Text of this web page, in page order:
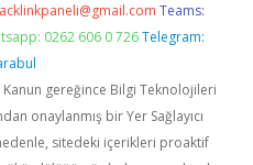
Teams:
0262 606 0 726 Telegram:
Kanun gereğince Bilgi Teknolojileri
onaylanmış bir Yer Sağlayıcı
sitedeki içerikleri proaktif